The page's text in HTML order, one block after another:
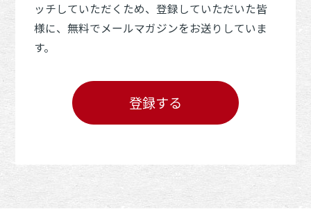
ッチしていただくため、登録していただいた皆
様に、無料でメールマガジンをお送りしていま
す。
登録する